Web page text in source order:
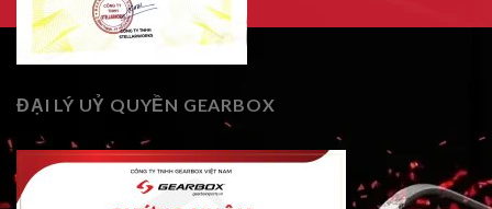
ĐẠI LÝ UỶ QUYỀN GEARBOX